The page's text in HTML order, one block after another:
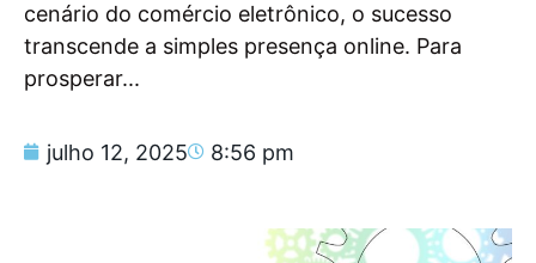
cenário do comércio eletrônico, o sucesso
transcende a simples presença online. Para
prosperar...
julho 12, 2025 8:56 pm